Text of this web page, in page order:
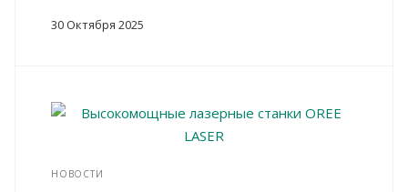
30 Октября 2025
НОВОСТИ